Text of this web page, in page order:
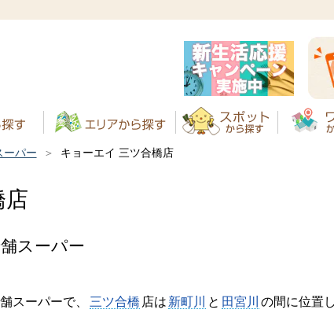
ーパー キョーエイ 三ツ合橋店
店
スーパー
スーパーで、 三ツ合橋 店は 新町川 と 田宮川 の間に位置